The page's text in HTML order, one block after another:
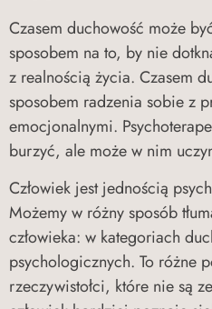
Czasem duchowość może
sposobem na to, by nie
z realnością życia. Czasem
sposobem radzenia sobie z
emocjonalnymi.
burzyć, ale może w nim
Człowiek jest jednością
Możemy w różny sposób
człowieka: w kategoriach
psychologicznych. To różne
rzeczywistołci, które nie są